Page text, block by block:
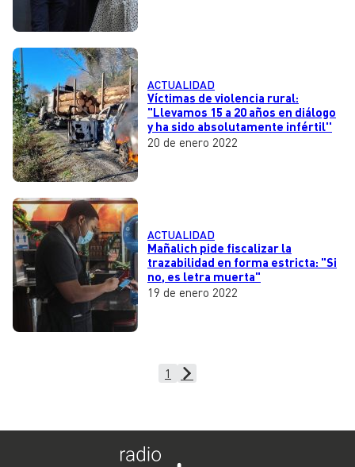
ACTUALIDAD
Víctimas de violencia rural:
"Llevamos 15 a 20 años en diálogo
y ha sido absolutamente infértil''
20 de enero 2022
ACTUALIDAD
Mañalich pide fiscalizar la
trazabilidad en forma estricta: "Si
no, es letra muerta"
19 de enero 2022
1